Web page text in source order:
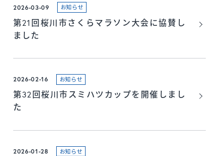
2026-03-09 お知らせ
第21回桜川市さくらマラソン大会に協賛し
ました
2026-02-16 お知らせ
第32回桜川市スミハツカップを開催しまし
た
2026-01-28 お知らせ